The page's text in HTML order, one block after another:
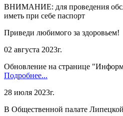
ВНИМАНИЕ: для проведения
иметь при себе паспорт
Приведи любимого за здоровьем!
02 августа 2023г.
Обновление на странице
Подробнее...
28 июля 2023г.
В Общественной палате Липецкой